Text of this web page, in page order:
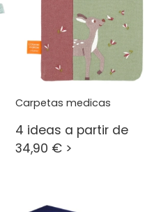
Carpetas medicas
4 ideas a partir de
34,90 € >